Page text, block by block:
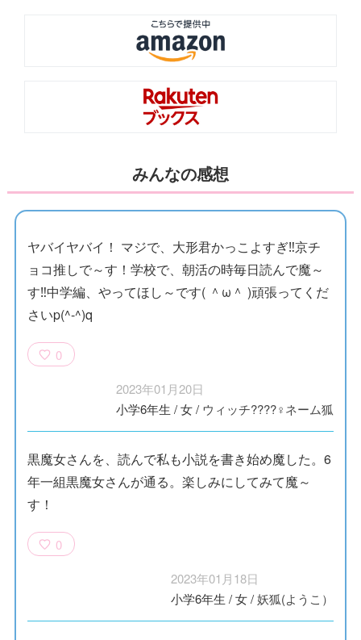
みんなの感想
ヤバイヤバイ！ マジで、大形君かっこよすぎ‼️京チ
ョコ推しで～す！学校で、朝活の時毎日読んで魔～
す‼️中学編、やってほし～です( ＾ω＾ )頑張ってくだ
さいp(^-^)q
0
2023年01月20日
小学6年生 /女/ ウィッチ????‍♀️ネーム狐
黒魔女さんを、読んで私も小説を書き始め魔した。6
年一組黒魔女さんが通る。楽しみにしてみて魔～
す！
0
2023年01月18日
小学6年生 /女/妖狐(ようこ）